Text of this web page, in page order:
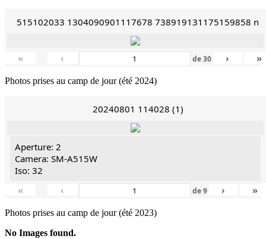
515102033 1304090901117678 738919131175159858 n
« ‹ de30 › »
Photos prises au camp de jour (été 2024)
20240801 114028 (1)
Aperture: 2
Camera: SM-A515W
Iso: 32
«
‹ de9 › »
Photos prises au camp de jour (été 2023)
No Images found.